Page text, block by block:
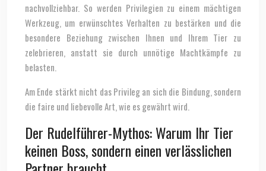
nachvollziehbar. So werden Privilegien zu einem mächtigen
Werkzeug, um erwünschtes Verhalten zu bestärken und die
besondere Beziehung zwischen Ihnen und Ihrem Tier zu
zelebrieren, anstatt sie durch unnötige Machtkämpfe zu
belasten.
Am Ende stärkt nicht das Privileg an sich die Bindung, sondern
die faire und liebevolle Art, wie es gewährt wird.
Der Rudelführer-Mythos: Warum Ihr Tier
keinen Boss, sondern einen verlässlichen